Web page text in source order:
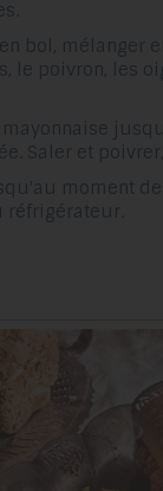
bol, mélanger
le poivron, les
Saler et
moment de